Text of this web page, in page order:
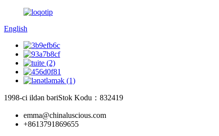
English
1998-ci ildən bəriStok Kodu：832419
emma@chinaluscious.com
+8613791869655